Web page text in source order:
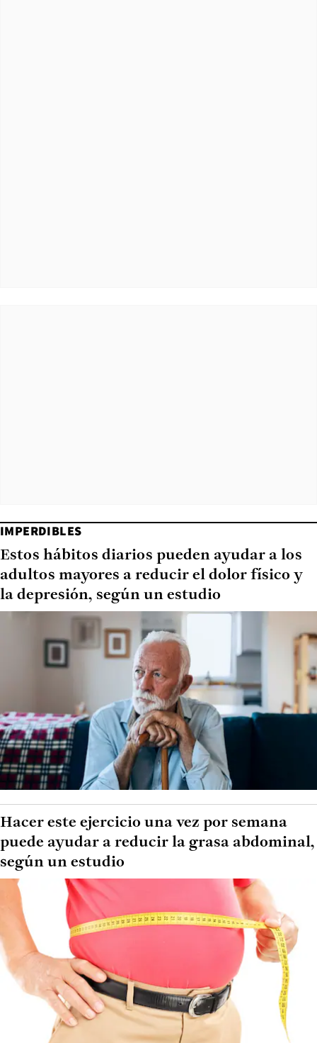
IMPERDIBLES
Estos hábitos diarios pueden ayudar a los
adultos mayores a reducir el dolor físico y
la depresión, según un estudio
Hacer este ejercicio una vez por semana
puede ayudar a reducir la grasa abdominal,
según un estudio